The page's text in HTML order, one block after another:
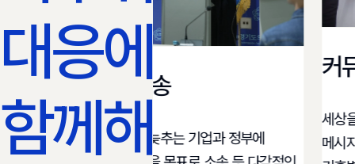
대응에
함께해
률 활동 / 소송​
위기 문제 해결을 늦추는 기업과 정부에
커뮤
세상을 바
메시지와